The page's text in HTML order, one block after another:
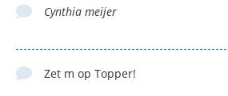
Cynthia meijer
Zet m op Topper!